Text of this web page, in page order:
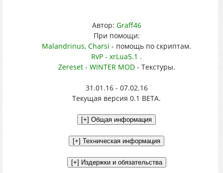
Автор: Graff46
При помощи:
Malandrinus, Charsi - помощь по скриптам.
RvP - xrLua5.1 .
Zereset - WINTER MOD- Текстуры.
31.01.16 - 07.02.16
Текущая версия 0.1 BETA.